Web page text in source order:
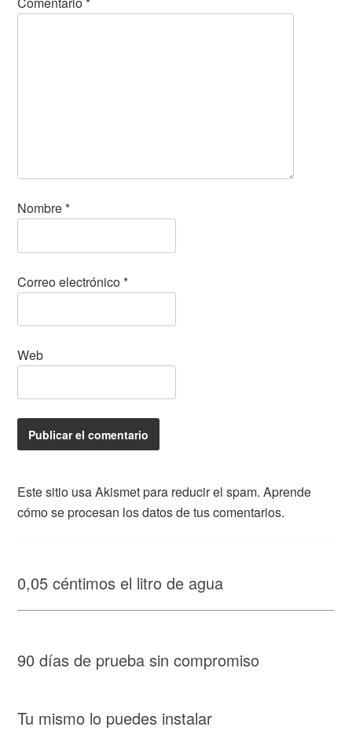
Nombre*
Correo electrónico*
Web
Este sitio usa Akismet para reducir el spam.Aprende
cómo se procesan los datos de tus comentarios.
0,05 céntimos el litro de agua
90 días de prueba sin compromiso
Tu mismo lo puedes instalar